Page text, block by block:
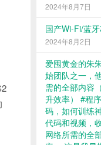
2024年8月7日
国产Wi-Fi/蓝
2024年8月2日
爱囤黄金的朱
始团队之一，
需的全部内容
升效率） #程
码，如何训练
代码和视频，
网络所需的全